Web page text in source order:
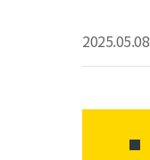
2025.05.08